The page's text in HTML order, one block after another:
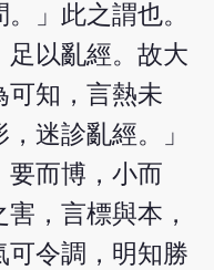
」此之謂也。
足以亂經。故大
可知，言熱未
迷診亂經。」
要而博，小而
，言標與本，
可令調，明知勝